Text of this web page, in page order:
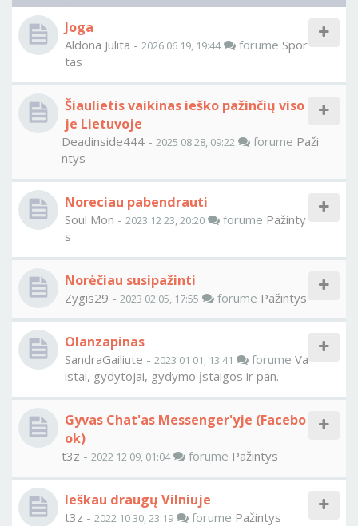
Joga
Aldona Julita - 2026 06 19, 19:44 forume Spor
tas
Šiaulietis vaikinas ieško pažinčių viso
je Lietuvoje
Deadinside444 - 2025 08 28, 09:22 forume Paži
ntys
Noreciau pabendrauti
Soul Mon - 2023 12 23, 20:20 forume Pažinty
s
Norėčiau susipažinti
Zygis29 - 2023 02 05, 17:55 forume Pažintys
Olanzapinas
SandraGailiute - 2023 01 01, 13:41 forume Va
istai, gydytojai, gydymo įstaigos ir pan.
Gyvas Chat'as Messenger'yje (Facebo
ok)
t3z - 2022 12 09, 01:04 forume Pažintys
Ieškau draugų Vilniuje
t3z - 2022 10 30, 23:19 forume Pažintys